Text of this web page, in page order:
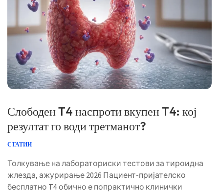
Слободен T4 наспроти вкупен T4: кој
резултат го води третманот?
СТАТИИ
Толкување на лабораториски тестови за тироидна
жлезда, ажурирање 2026 Пациент-пријателско
бесплатно T4 обично е попрактично клинички